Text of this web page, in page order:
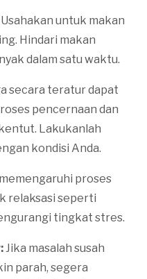
Usahakan untuk makan
Hindari makan
dalam satu waktu.
secara teratur dapat
pencernaan dan
Lakukanlah
kondisi Anda.
proses
relaksasi seperti
tingkat stres.
Jika masalah susah
parah, segera